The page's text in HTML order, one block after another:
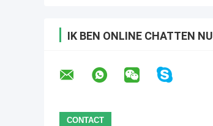
IK BEN ONLINE CHATTEN NU